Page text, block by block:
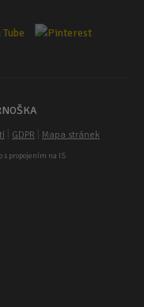
GDPR Mapa stránek
s propojením na IS